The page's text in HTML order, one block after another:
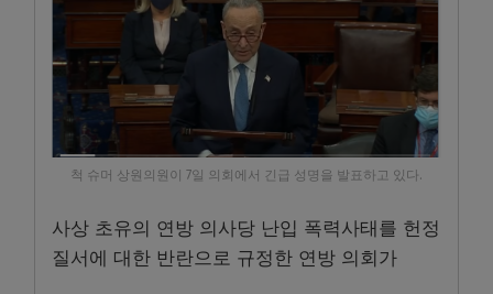
척 슈머 상원의원이 7일 의회에서 긴급 성명을 발표하고 있다.
사상 초유의 연방 의사당 난입 폭력사태를 헌정
질서에 대한 반란으로 규정한 연방 의회가